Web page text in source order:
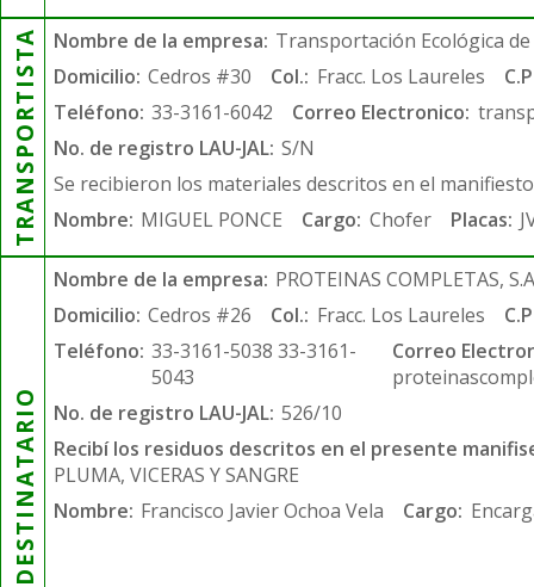
TRANSPORTISTA Nombre de la empresa: Transportación Ecológica de
Domicilio: Cedros #30 Col.: Fracc. Los Laureles
Teléfono: 33-3161-6042 Correo Electronico:
No. de registro LAU-JAL: S/N
Se recibieron los materiales descritos en el
Nombre: MIGUEL PONCE Cargo: Chofer Placas:
DESTINATARIO
Nombre de la empresa: PROTEINAS COMPLETAS,
Domicilio: Cedros #26 Col.: Fracc. Los Laureles
Teléfono: 33-3161-5038 33-3161-
5043
Correo
No. de registro LAU-JAL: 526/10
Recibí los residuos descritos en el presente
PLUMA, VICERAS Y SANGRE
Nombre: Francisco Javier Ochoa Vela Cargo: